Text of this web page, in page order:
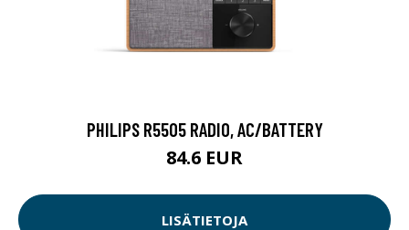
PHILIPS R5505 RADIO, AC/BATTERY
84.6 EUR
LISÄTIETOJA